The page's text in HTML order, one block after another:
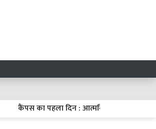
कैंपस का पहला दिन : आत्मविश्वास की नई उड़ान